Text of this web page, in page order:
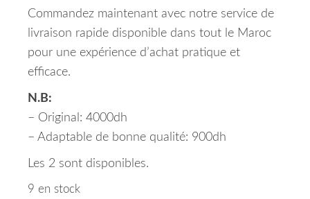
Commandez maintenant avec notre service de
livraison rapide disponible dans tout le Maroc
pour une expérience d’achat pratique et
efficace.
N.B:
– Original: 4000dh
– Adaptable de bonne qualité: 900dh
Les 2 sont disponibles.
9 en stock